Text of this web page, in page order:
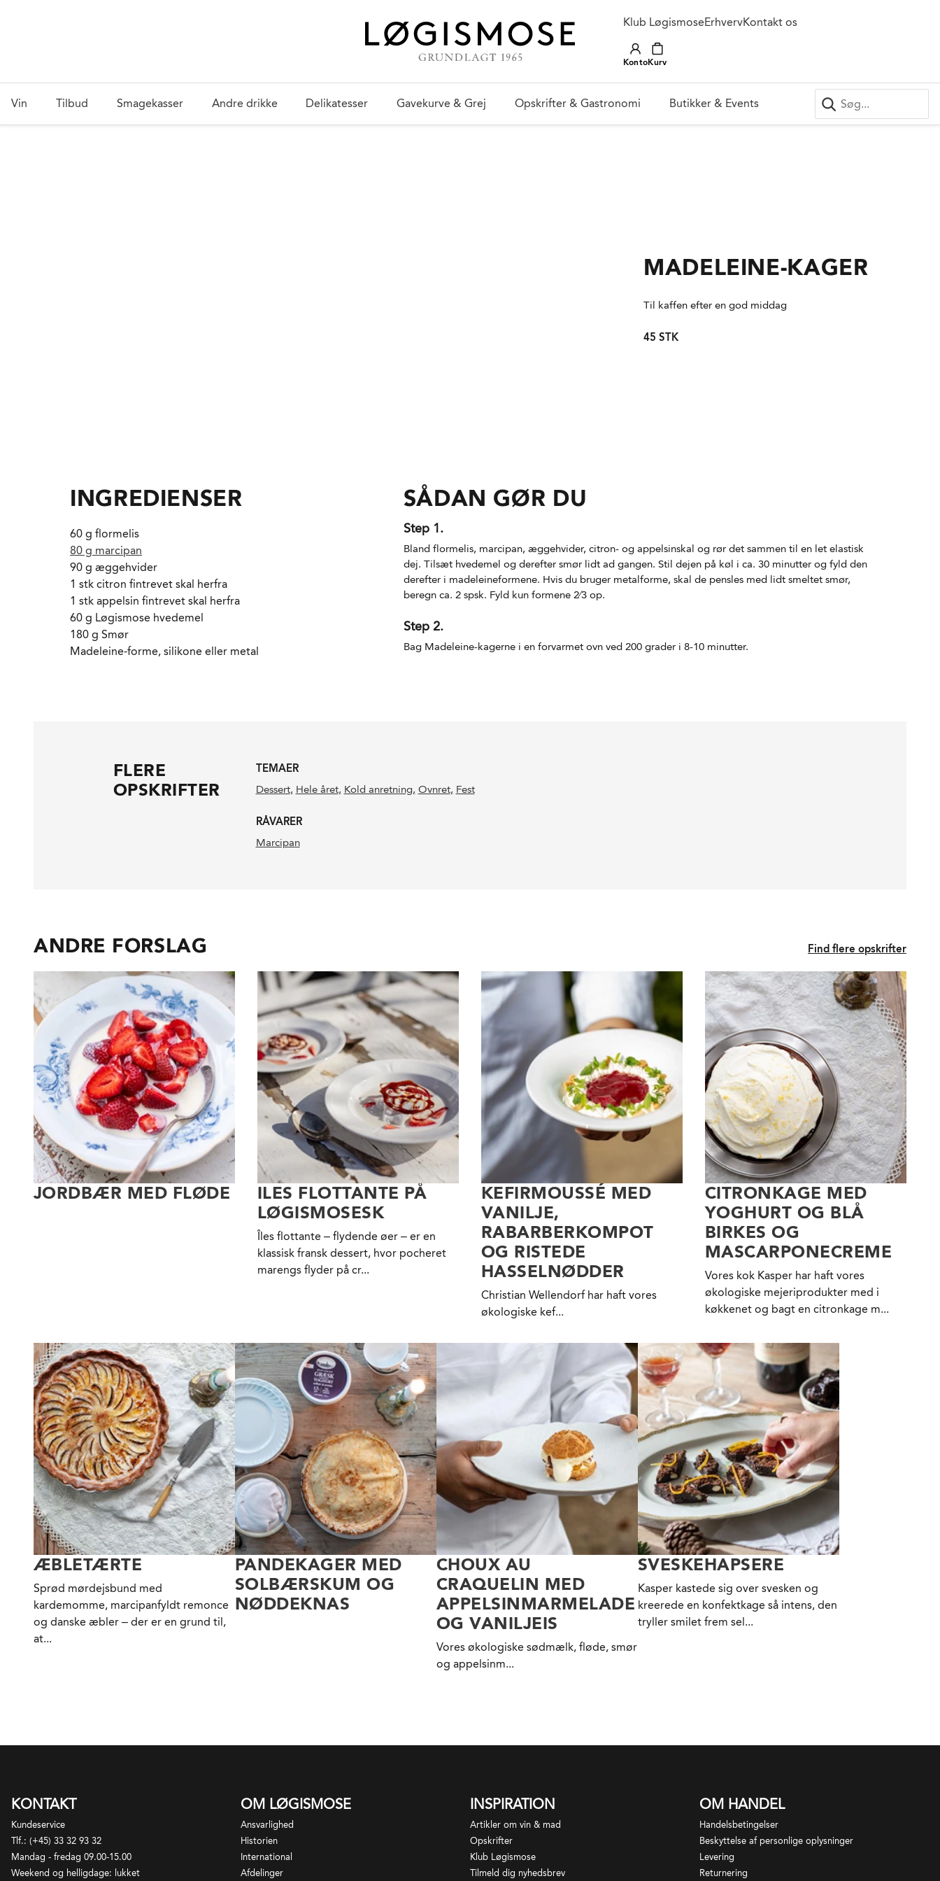
Klub LøgismoseErhvervKontakt os
KontoKurv
Vin Tilbud Smagekasser Andre drikke Delikatesser Gavekurve & Grej Opskrifter & Gastronomi Butikker & Events
MADELEINE-KAGER
Til kaffen efter en god middag
45 STK
INGREDIENSER
60 g flormelis
80 g marcipan
90 g æggehvider
1 stk citron fintrevet skal herfra
1 stk appelsin fintrevet skal herfra
60 g Løgismose hvedemel
180 g Smør
Madeleine-forme, silikone eller metal
SÅDAN GØR DU
Step 1.
Bland flormelis, marcipan, æggehvider, citron- og appelsinskal og rør det sammen til en let elastisk
dej. Tilsæt hvedemel og derefter smør lidt ad gangen. Stil dejen på køl i ca. 30 minutter og fyld den
derefter i madeleineformene. Hvis du bruger metalforme, skal de pensles med lidt smeltet smør,
beregn ca. 2 spsk. Fyld kun formene 2⁄3 op.
Step 2.
Bag Madeleine-kagerne i en forvarmet ovn ved 200 grader i 8-10 minutter.
FLERE
OPSKRIFTER
TEMAER
Dessert, Hele året, Kold anretning, Ovnret, Fest
RÅVARER
Marcipan
ANDRE FORSLAG Find flere opskrifter
JORDBÆR MED FLØDE
ILES FLOTTANTE PÅ
LØGISMOSESK
Îles flottante – flydende øer – er en
klassisk fransk dessert, hvor pocheret
marengs flyder på cr...
KEFIRMOUSSÉ MED
VANILJE,
RABARBERKOMPOT
OG RISTEDE
HASSELNØDDER
Christian Wellendorf har haft vores
økologiske kef...
CITRONKAGE MED
YOGHURT OG BLÅ
BIRKES OG
MASCARPONECREME
Vores kok Kasper har haft vores
økologiske mejeriprodukter med i
køkkenet og bagt en citronkage m...
ÆBLETÆRTE
Sprød mørdejsbund med
kardemomme, marcipanfyldt remonce
og danske æbler – der er en grund til,
at...
PANDEKAGER MED
SOLBÆRSKUM OG
NØDDEKNAS
CHOUX AU
CRAQUELIN MED
APPELSINMARMELADE
OG VANILJEIS
Vores økologiske sødmælk, fløde, smør
og appelsinm...
SVESKEHAPSERE
Kasper kastede sig over svesken og
kreerede en konfektkage så intens, den
tryller smilet frem sel...
KONTAKT
Kundeservice
Tlf.: (+45) 33 32 93 32
Mandag - fredag 09.00-15.00
Weekend og helligdage: lukket
OM LØGISMOSE
Ansvarlighed
Historien
International
Afdelinger
INSPIRATION
Artikler om vin & mad
Opskrifter
Klub Løgismose
Tilmeld dig nyhedsbrev
OM HANDEL
Handelsbetingelser
Beskyttelse af personlige oplysninger
Levering
Returnering